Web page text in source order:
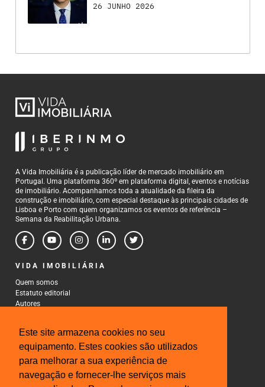
Este site armazena cookies no seu
equipamento. Estes cookies são utilizados
para melhorar a sua experiência de
navegação e fornecer-lhe serviços mais
26 JUNHO 2026
A Vida Imobiliária é a publicação líder de mercado imobiliário em
Portugal. Uma plataforma 360º em plataforma digital, eventos e notícias
de imobiliário. Acompanhamos toda a atualidade da fileira da
construção e imobiliário, com especial destaque às principais cidades de
Lisboa e Porto com quem organizamos os eventos de referência –
Semana da Reabilitação Urbana.
VIDA IMOBILIÁRIA
Quem somos
Estatuto editorial
Autores
CONTACTOS
Rua Gonçalo Cristovão, 185 - 6º
4000-269 Porto
Tel: 222 085 009